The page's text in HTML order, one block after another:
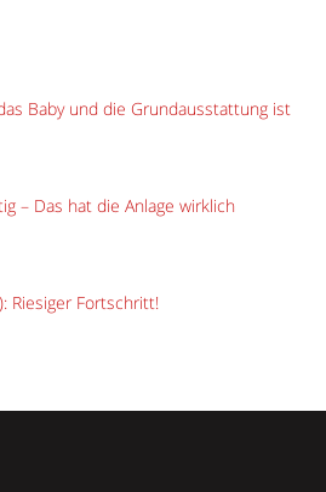
Baby und die Grundausstattung ist
– Das hat die Anlage wirklich
Riesiger Fortschritt!